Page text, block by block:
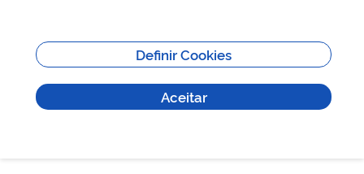
LINKS ÚTEIS
Definir Cookies
Aceitar